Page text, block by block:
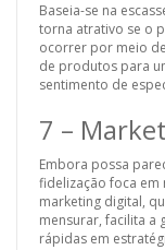
Baseia-se na
torna atrativo se o
ocorrer por meio
de produtos para
sentimento de
7 –
Embora possa
fidelização foca em
marketing digital,
mensurar, facilita a
rápidas em